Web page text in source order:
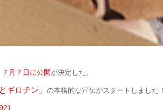
７月７日に公開が決定した、
ギロチン」 の本格的な宣伝がスタートしました！